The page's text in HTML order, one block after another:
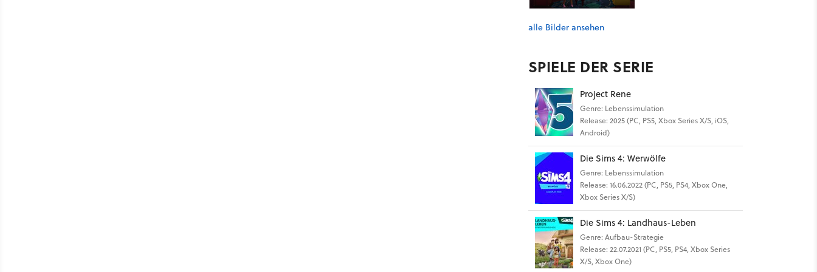
alle Bilder ansehen
SPIELE DER SERIE
Project Rene
Genre: Lebenssimulation
Release: 2025 (PC, PS5, Xbox Series X/S, iOS,
Android)
Die Sims 4: Werwölfe
Genre: Lebenssimulation
Release: 16.06.2022 (PC, PS5, PS4, Xbox One,
Xbox Series X/S)
Die Sims 4: Landhaus-Leben
Genre: Aufbau-Strategie
Release: 22.07.2021 (PC, PS5, PS4, Xbox Series
X/S, Xbox One)